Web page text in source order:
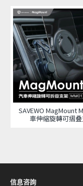
SAVEWO MagMount
車伸縮旋轉可摺
信息咨詢